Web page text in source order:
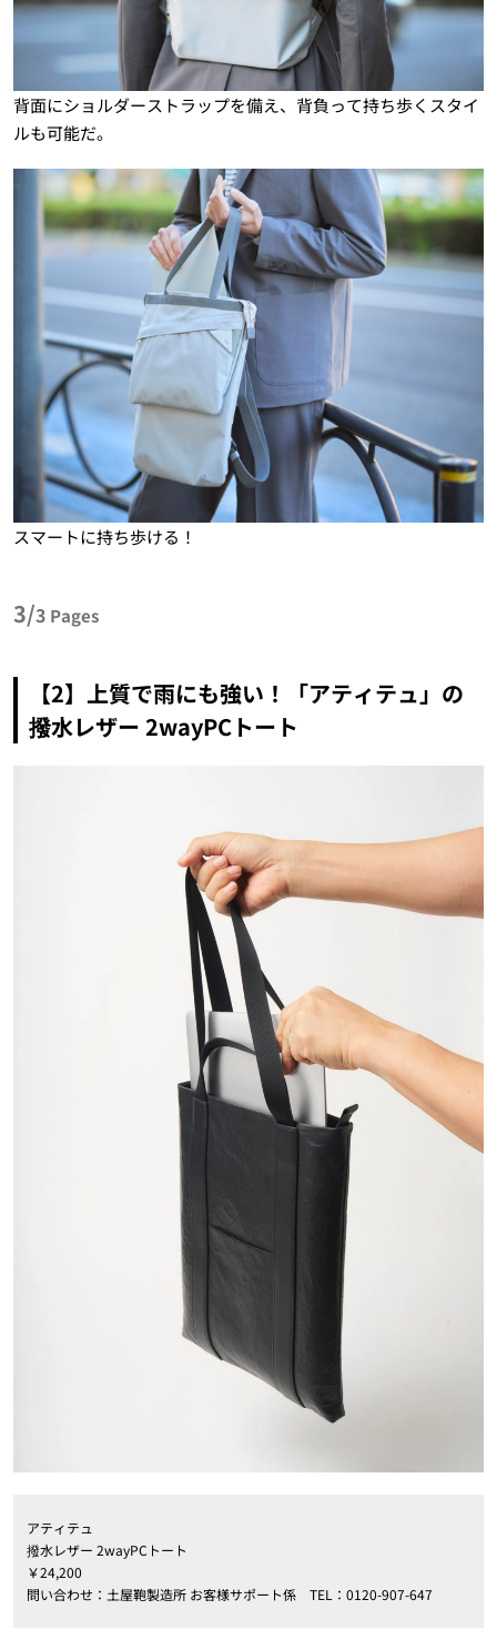
背面にショルダーストラップを備え、背負って持ち歩くスタイ
ルも可能だ。
スマートに持ち歩ける！
3/3 Pages
【2】上質で雨にも強い！「アティテュ」の
撥水レザー 2wayPCトート
アティテュ
撥水レザー 2wayPCトート
￥24,200
問い合わせ：土屋鞄製造所 お客様サポート係 TEL：0120-907-647